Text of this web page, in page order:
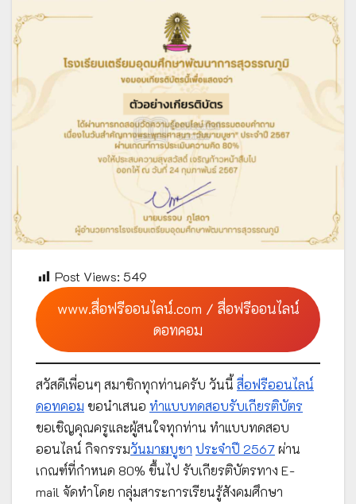
Post Views: 549
www.สื่อฟรีออนไลน์.com / สื่อฟรีออนไลน์
ดอทคอม
สวัสดีเพื่อนๆ สมาชิกทุกท่านครับ วันนี้ สื่อฟรีออนไลน์
ดอทคอม ขอนำเสนอ ทำแบบทดสอบรับเกียรติบัตร
ขอเชิญคุณครูและผู้สนใจทุกท่าน ทำแบบทดสอบ
ออนไลน์ กิจกรรมวันมาฆบูชา ประจำปี 2567ผ่าน
เกณฑ์ที่กำหนด 80% ขึ้นไป รับเกียรติบัตรทาง E-
mail จัดทำโดย กลุ่มสาระการเรียนรู้สังคมศึกษา